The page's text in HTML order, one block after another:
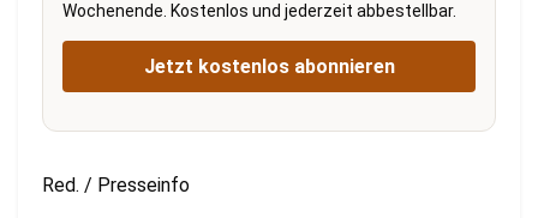
Wochenende. Kostenlos und jederzeit abbestellbar.
Jetzt kostenlos abonnieren
Red. / Presseinfo